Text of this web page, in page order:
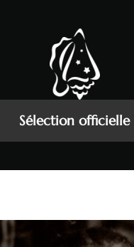
Sélection officielle